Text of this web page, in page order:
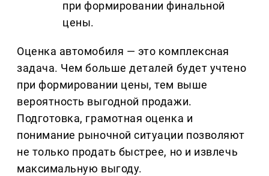
при формировании финальной
цены.
Оценка автомобиля — это комплексная
задача. Чем больше деталей будет учтено
при формировании цены, тем выше
вероятность выгодной продажи.
Подготовка, грамотная оценка и
понимание рыночной ситуации позволяют
не только продать быстрее, но и извлечь
максимальную выгоду.